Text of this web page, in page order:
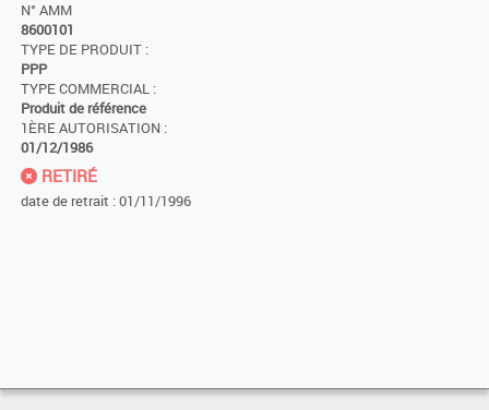
N° AMM
8600101
TYPE DE PRODUIT :
PPP
TYPE COMMERCIAL :
Produit de référence
1ÈRE AUTORISATION :
01/12/1986
RETIRÉ
date de retrait : 01/11/1996